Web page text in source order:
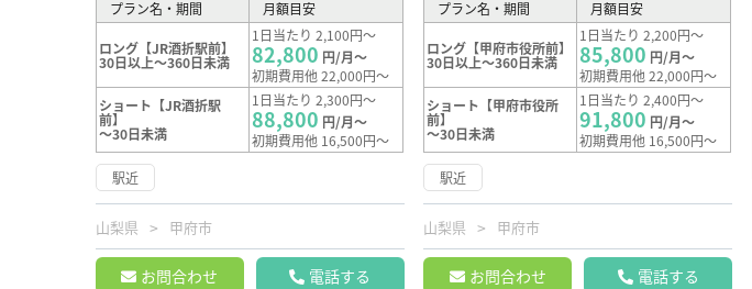
プラン名・期間 月額目安
ロング【JR酒折駅前】
30日以上～360日未満
1日当たり 2,100円～
82,800 円/月～
初期費用他 22,000円～
ショート【JR酒折駅
前】
～30日未満
1日当たり 2,300円～
88,800 円/月～
初期費用他 16,500円～
駅近
山梨県 甲府市
お問合わせ 電話する
プラン名・期間 月額目安
ロング【甲府市役所前】
30日以上～360日未満
1日当たり 2,200円～
85,800 円/月～
初期費用他 22,000円～
ショート【甲府市役所
前】
～30日未満
1日当たり 2,400円～
91,800 円/月～
初期費用他 16,500円～
駅近
山梨県 甲府市
お問合わせ 電話する